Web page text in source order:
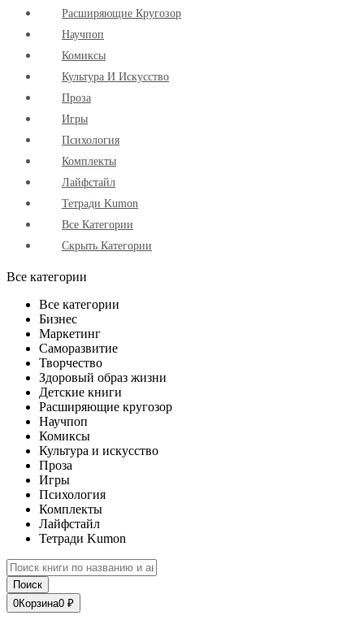
Расширяющие Кругозор
Научпоп
Комиксы
Культура И Искусство
Проза
Игры
Психология
Комплекты
Лайфстайл
Тетради Kumon
Все Категории
Скрыть Категории
Все категории
Все категории
Бизнес
Маркетинг
Саморазвитие
Творчество
Здоровый образ жизни
Детские книги
Расширяющие кругозор
Научпоп
Комиксы
Культура и искусство
Проза
Игры
Психология
Комплекты
Лайфстайл
Тетради Kumon
Поиск
0Корзина0 ₽